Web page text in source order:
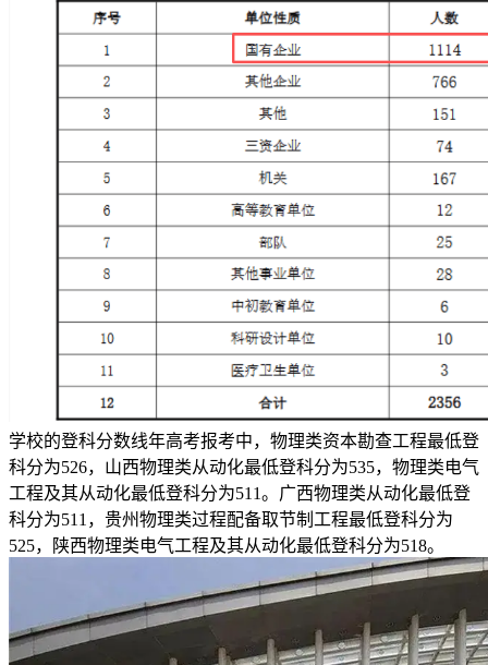
学校的登科分数线年高考报考中，物理类资本勘查工程最低登
科分为526，山西物理类从动化最低登科分为535，物理类电气
工程及其从动化最低登科分为511。广西物理类从动化最低登
科分为511，贵州物理类过程配备取节制工程最低登科分为
525，陕西物理类电气工程及其从动化最低登科分为518。